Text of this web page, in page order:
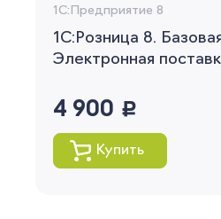
1С:Предприятие 8
1С:Розница 8.
Электронная
4 900 руб.
Купить